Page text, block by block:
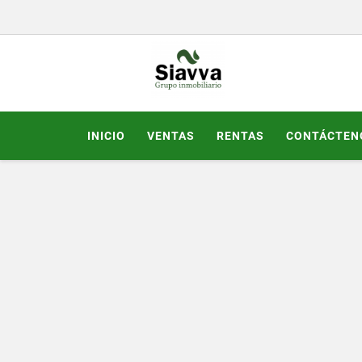
INICIO VENTAS RENTAS